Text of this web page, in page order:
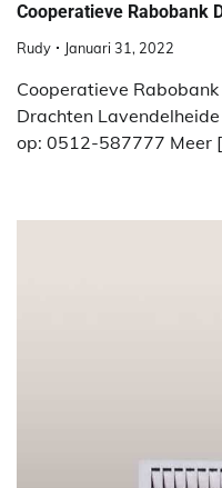
Cooperatieve Rabobank
Rudy Januari 31, 2022
Cooperatieve
Drachten
op: 0512-587777 Meer